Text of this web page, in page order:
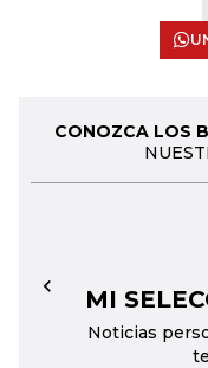
CONOZCA LOS
MI
Noticias
←